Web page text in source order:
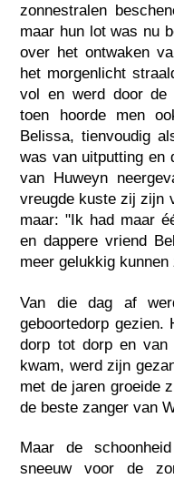
zonnestralen
maar hun lot was nu
over het ontwaken
het morgenlicht
vol en werd door de
toen hoorde men
Belissa, tienvoudig
was van uitputting en
van Huweyn
vreugde kuste zij zijn
maar: "Ik had maar
en dappere vriend
meer gelukkig kunnen
Van die dag af
geboortedorp
dorp tot dorp en
kwam, werd zijn
met de jaren groeide
de beste zanger van
Maar de
sneeuw voor de